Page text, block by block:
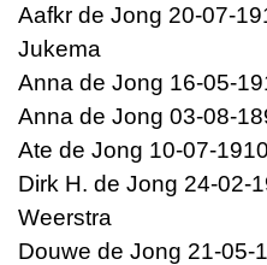
Aafkr de Jong 20-07-
Jukema
Anna de Jong 16-05-
Anna de Jong 03-08-
Ate de Jong 10-07-
Dirk H. de Jong 24-02-
Weerstra
Douwe de Jong 21-05-